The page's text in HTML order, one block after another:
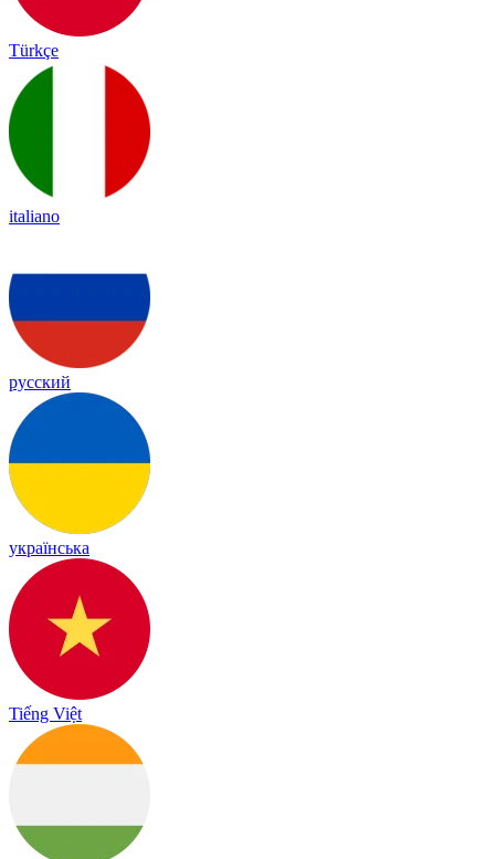
Türkçe
italiano
русский
українська
Tiếng Việt